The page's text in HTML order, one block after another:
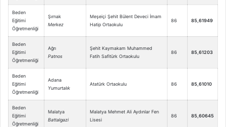
Beden
Eğitimi
Öğretmenliği
Şırnak
Merkez
Meşeiçi Şehit Bülent Deveci İmam
Hatip Ortaokulu
86 85,61949
Beden
Eğitimi
Öğretmenliği
Ağrı
Patnos
Şehit Kaymakam Muhammed
Fatih Safitürk Ortaokulu
86 85,61203
Beden
Eğitimi
Öğretmenliği
Adana
Yumurtalık
Atatürk Ortaokulu 86 85,61010
Beden
Eğitimi
Öğretmenliği
Malatya
Battalgazi
Malatya Mehmet Ali Aydınlar Fen
Lisesi
86 85,60645